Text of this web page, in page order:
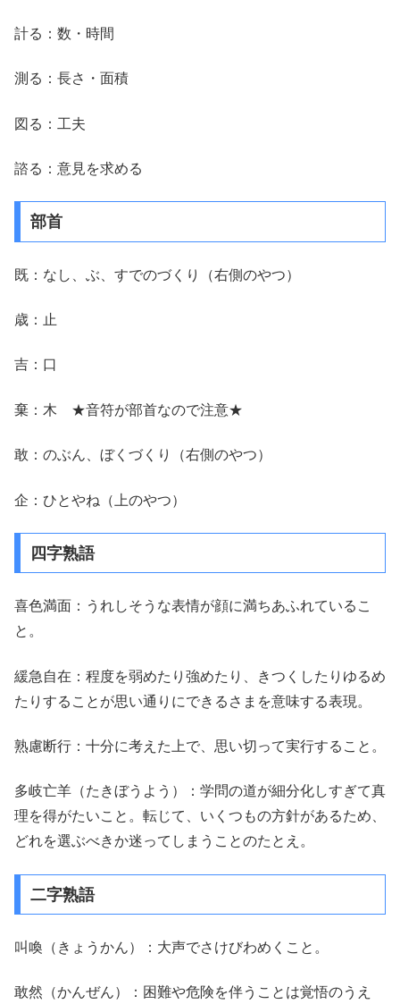
計る：数・時間
測る：長さ・面積
図る：工夫
諮る：意見を求める
部首
既：なし、ぶ、すでのづくり（右側のやつ）
歳：止
吉：口
棄：木 ★音符が部首なので注意★
敢：のぶん、ぼくづくり（右側のやつ）
企：ひとやね（上のやつ）
四字熟語
喜色満面：うれしそうな表情が顔に満ちあふれているこ
と。
緩急自在：程度を弱めたり強めたり、きつくしたりゆるめ
たりすることが思い通りにできるさまを意味する表現。
熟慮断行：十分に考えた上で、思い切って実行すること。
多岐亡羊（たきぼうよう）：学問の道が細分化しすぎて真
理を得がたいこと。転じて、いくつもの方針があるため、
どれを選ぶべきか迷ってしまうことのたとえ。
二字熟語
叫喚（きょうかん）：大声でさけびわめくこと。
敢然（かんぜん）：困難や危険を伴うことは覚悟のうえ